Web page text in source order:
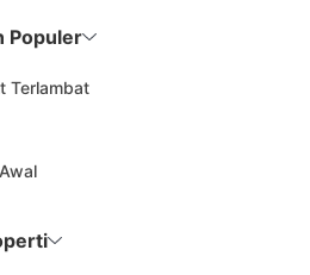
Populer
Terlambat